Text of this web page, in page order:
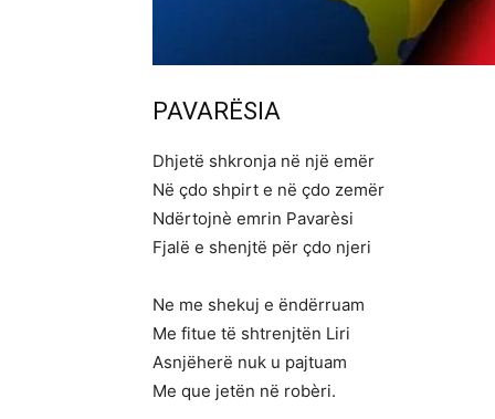
PAVARËSIA
Dhjetë shkronja në një emër
Në çdo shpirt e në çdo zemër
Ndërtojnè emrin Pavarèsi
Fjalë e shenjtë për çdo njeri
Ne me shekuj e ëndërruam
Me fitue të shtrenjtën Liri
Asnjëherë nuk u pajtuam
Me que jetën në robèri.